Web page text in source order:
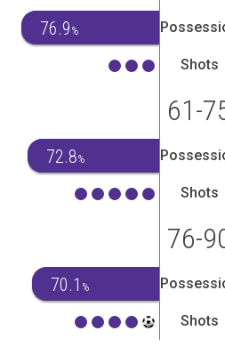
76.9 %
Shots
61-
72.8%
Shots
76-
70.1 %
Shots